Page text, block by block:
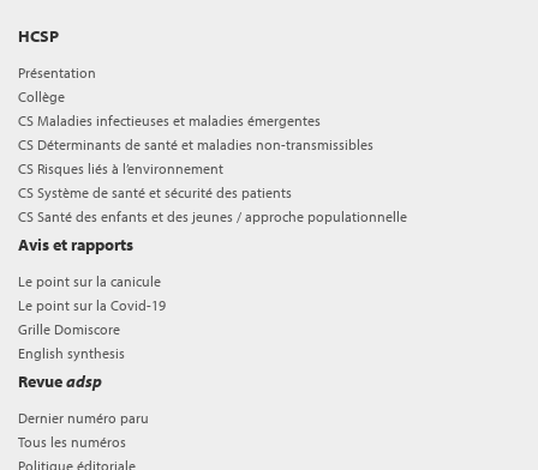
HCSP
Présentation
Collège
CS Maladies infectieuses et maladies émergentes
CS Déterminants de santé et maladies non-transmissibles
CS Risques liés à l’environnement
CS Système de santé et sécurité des patients
CS Santé des enfants et des jeunes / approche populationnelle
Avis et rapports
Le point sur la canicule
Le point sur la Covid-19
Grille Domiscore
English synthesis
Revueadsp
Dernier numéro paru
Tous les numéros
Politique éditoriale